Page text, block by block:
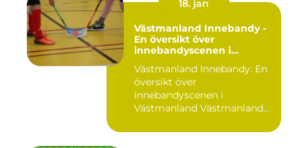
18. jan
Västmanland Innebandy -
En översikt över
innebandyscenen i
Västmanland Innebandy: En
översikt över
innebandyscenen i
Västmanland Västmanland